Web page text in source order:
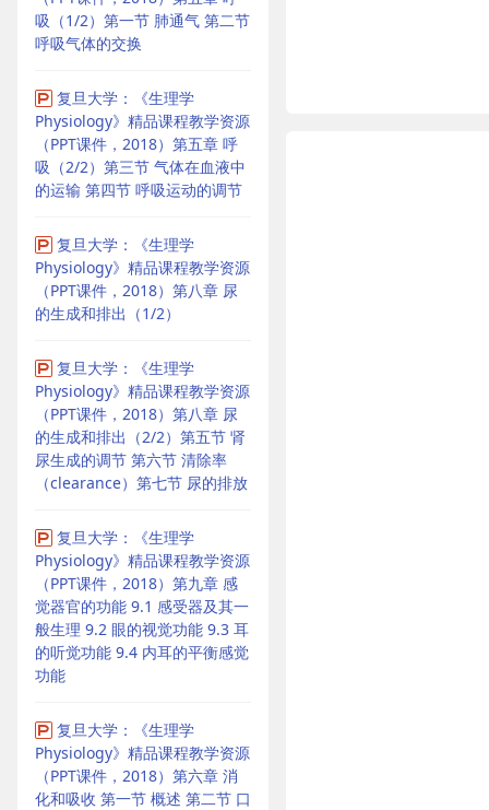
吸（1/2）第一节 肺通气 第二节
呼吸气体的交换
复旦大学：《生理学
Physiology》精品课程教学资源
（PPT课件，2018）第五章 呼
吸（2/2）第三节 气体在血液中
的运输 第四节 呼吸运动的调节
复旦大学：《生理学
Physiology》精品课程教学资源
（PPT课件，2018）第八章 尿
的生成和排出（1/2）
复旦大学：《生理学
Physiology》精品课程教学资源
（PPT课件，2018）第八章 尿
的生成和排出（2/2）第五节 肾
尿生成的调节 第六节 清除率
（clearance）第七节 尿的排放
复旦大学：《生理学
Physiology》精品课程教学资源
（PPT课件，2018）第九章 感
觉器官的功能 9.1 感受器及其一
般生理 9.2 眼的视觉功能 9.3 耳
的听觉功能 9.4 内耳的平衡感觉
功能
复旦大学：《生理学
Physiology》精品课程教学资源
（PPT课件，2018）第六章 消
化和吸收 第一节 概述 第二节 口